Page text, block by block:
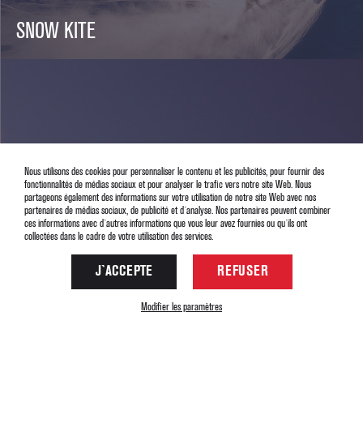
SNOW KITE
SKI DE RANDONNÉE
Nous utilisons des cookies pour personnaliser le contenu et les publicités, pour fournir des
fonctionnalités de médias sociaux et pour analyser le trafic vers notre site Web. Nous
partageons également des informations sur votre utilisation de notre site Web avec nos
partenaires de médias sociaux, de publicité et d`analyse. Nos partenaires peuvent combiner
ces informations avec d`autres informations que vous leur avez fournies ou qu`ils ont
collectées dans le cadre de votre utilisation des services.
REFUSER
J`ACCEPTE
Modifier les paramètres